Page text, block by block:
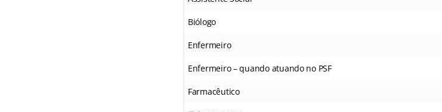
Biólogo
Enfermeiro
Enfermeiro – quando atuando no PSF
Farmacêutico